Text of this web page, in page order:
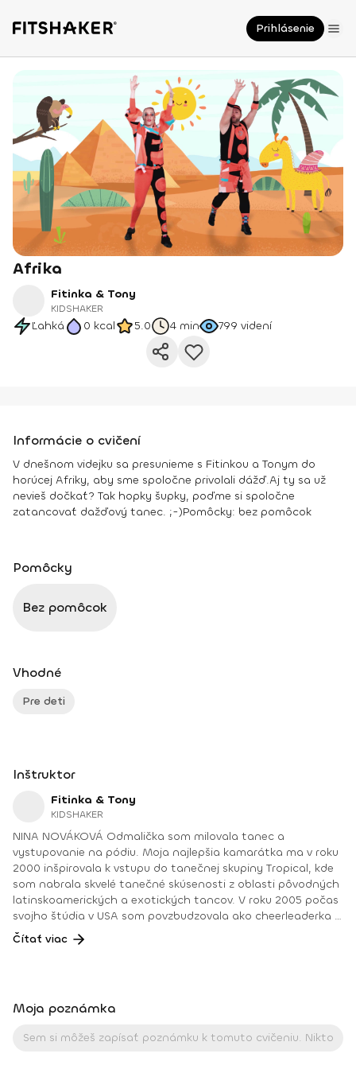
Prihlásenie
Afrika
Fitinka & Tony
KIDSHAKER
Ľahká 0 kcal 5.0 4 min 799 videní
Informácie o cvičení
V dnešnom videjku sa presunieme s Fitinkou a Tonym do
horúcej Afriky, aby sme spoločne privolali dážď.Aj ty sa už
nevieš dočkať? Tak hopky šupky, poďme si spoločne
zatancovať dažďový tanec. ;-)Pomôcky: bez pomôcok
Pomôcky
Bez pomôcok
Vhodné
Pre deti
Inštruktor
Fitinka & Tony
KIDSHAKER
NINA NOVÁKOVÁ Odmalička som milovala tanec a
vystupovanie na pódiu. Moja najlepšia kamarátka ma v roku
2000 inšpirovala k vstupu do tanečnej skupiny Tropical, kde
som nabrala skvelé tanečné skúsenosti z oblasti pôvodných
latinskoamerických a exotických tancov. V roku 2005 počas
svojho štúdia v USA som povzbudzovala ako cheerleaderka a
takto postupne som naberala rôzne skúsenosti v oblasti
tanca a športu. V roku 2010 som sa stala certifikovanou
so svojím manželom Máriom, vedela som, že jeho energia mi
obdobie navštevoval aj moje zumba hodiny 😊. Postupne
Čítať viac
Moja poznámka